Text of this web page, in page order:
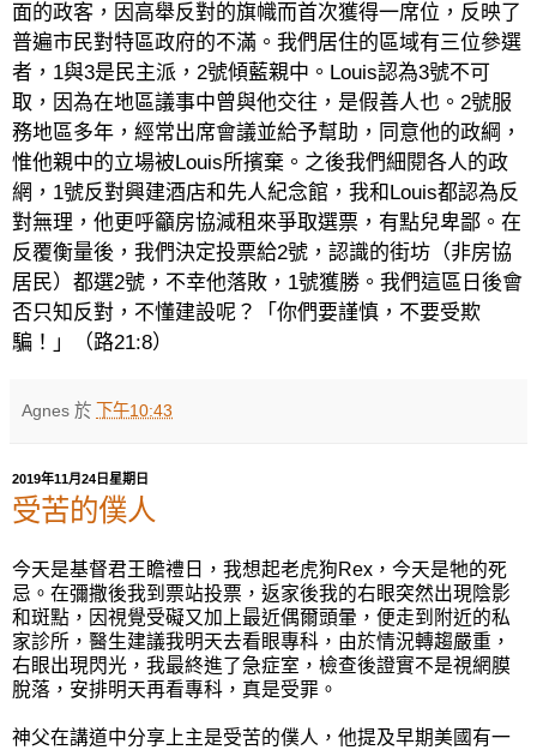
面的政客，因高舉反對的旗幟而首次獲得一席位，反映了
普遍市民對特區政府的不滿。我們居住的區域有三位參選
者， 1與3是民主派， 2號傾藍親中。 Louis認為3號不可
取，因為在地區議事中曾與他交往，是假善人也。 2號服
務地區多年，經常出席會議並給予幫助，同意他的政綱，
惟他親中的立場被 Louis所擯棄。之後我們細閱各人的政
網， 1號反對興建酒店和先人紀念館，我和 Louis都認為反
對無理，他更呼籲房協減租來爭取選票，有點兒卑鄙。在
反覆衡量後，我們決定投票給2號，認識的街坊（非房協
居民）都選2號，不幸他落敗， 1號獲勝。我們這區日後會
否只知反對，不懂建設呢？「你們要謹慎，不要受欺
騙！」（路21:8）
Agnes 於 下午10:43
2019年11月24日星期日
受苦的僕人
今天是基督君王瞻禮日，我想起老虎狗Rex ，今天是牠的死
忌。在彌撒後我到票站投票，返家後我的右眼突然出現陰影
和斑點，因視覺受礙又加上最近偶爾頭暈，便走到附近的私
家診所，醫生建議我明天去看眼專科，由於情況轉趨嚴重，
右眼出現閃光，我最終進了急症室，檢查後證實不是視網膜
脫落，安排明天再看專科，真是受罪。
神父在講道中分享上主是受苦的僕人，他提及早期美國有一